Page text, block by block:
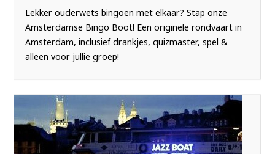
Lekker ouderwets bingoën met elkaar? Stap onze
Amsterdamse Bingo Boot! Een originele rondvaart in
Amsterdam, inclusief drankjes, quizmaster, spel &
alleen voor jullie groep!